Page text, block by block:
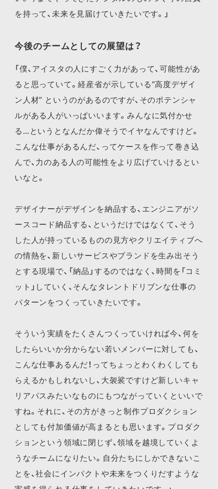
を持って、未来を見届けていきたいです。」
今後のチームとしての展望は？
「僕、アイスタの人にすごく力があって、可能性があ
ると思っていて。経産省が示している”高度デザイ
ン人材” というのがあるのですが、そのポテンシャ
ルがある人がいっぱいいます。みんなに気付かせ
る…というとなんだか偉そうでイヤなんですけど。
こんな仕事があるんだ、ってケースを作って巻き込
んで、力のある人の可能性をより広げていけるとい
いなと。
デザイナーがデザインを納品する、エンジニアがソ
ースコード納品する、というだけではなくて、そう
した人が持っているものの見方やクリエイティブへ
の情熱を、新しいサービスやブランドを生み出そう
とする現場で、「納品」するのではなく、時間を「コミ
ット」していく、そんなタレントドリブンな仕事の
パターンをつくっていきたいです。
そういう実績をたくさんつくっていければ今、何を
したらいいか分からない若いメンバーに対しても、
こんな仕事あるんだ！ってちょっとわくわくしても
らえるかもしれないし、大袈裟ですけど新しいキャ
リアパスみたいなものにもつながっていくといいで
すね。それに、その方がきっと制作プロダクション
としても付加価値が高まるとも思います。プロダク
ションという領域に閉じず、領域を越境していくよ
うなチームになりたい。自分たちにしかできないこ
とを、社会にインパクトや未来をつくりだすような